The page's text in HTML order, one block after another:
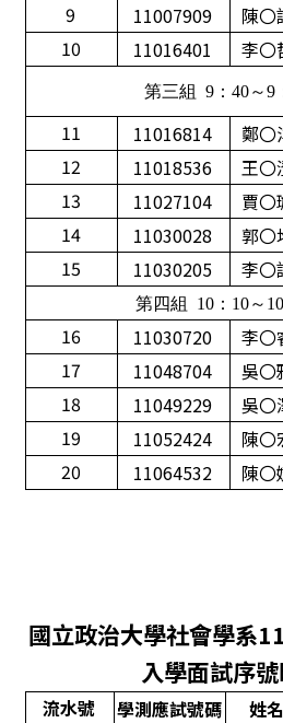
9
11007909 陳〇
10 11016401 李〇
第三組 9：40～9
11 11016814 鄭〇
12
11018536 王〇
13
11027104 賈〇
14
11030028 郭〇
15
11030205 李〇
第四組 10：10～
16 11030720 李〇
17
11048704 吳〇
18
11049229 吳〇
19
11052424 陳〇
20 11064532 陳〇
國立政治大學社會學系
入學面試序
流水號 學測應試號碼 姓名